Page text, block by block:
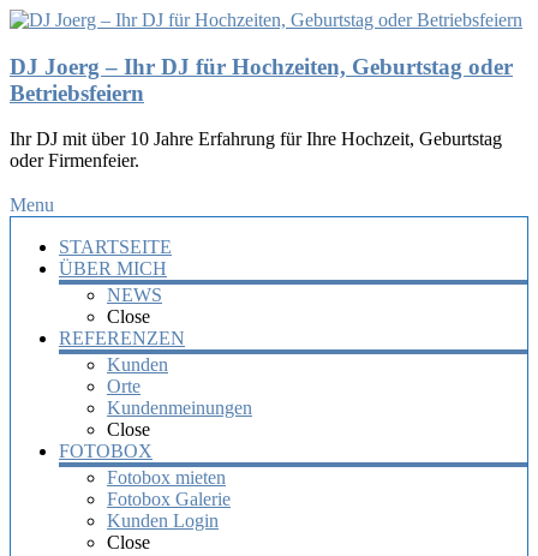
DJ Joerg – Ihr DJ für Hochzeiten, Geburtstag oder
Betriebsfeiern
Ihr DJ mit über 10 Jahre Erfahrung für Ihre Hochzeit, Geburtstag
oder Firmenfeier.
Menu
STARTSEITE
ÜBER MICH
NEWS
Close
REFERENZEN
Kunden
Orte
Kundenmeinungen
Close
FOTOBOX
Fotobox mieten
Fotobox Galerie
Kunden Login
Close